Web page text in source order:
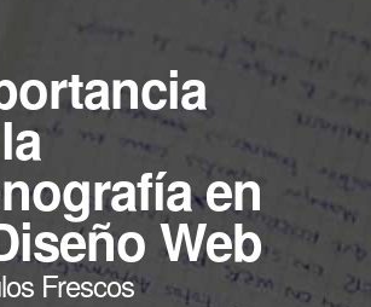
en
Web
Frescos